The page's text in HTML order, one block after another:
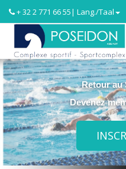
+ 32 2 771 66 55 | Lang./Taal
Retour au
Devenez